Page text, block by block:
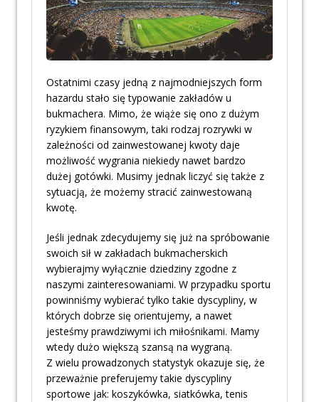
Ostatnimi czasy jedną z najmodniejszych form
hazardu stało się typowanie zakładów u
bukmachera. Mimo, że wiąże się ono z dużym
ryzykiem finansowym, taki rodzaj rozrywki w
zależności od zainwestowanej kwoty daje
możliwość wygrania niekiedy nawet bardzo
dużej gotówki. Musimy jednak liczyć się także z
sytuacją, że możemy stracić zainwestowaną
kwotę.
Jeśli jednak zdecydujemy się już na spróbowanie
swoich sił w zakładach bukmacherskich
wybierajmy wyłącznie dziedziny zgodne z
naszymi zainteresowaniami. W przypadku sportu
powinniśmy wybierać tylko takie dyscypliny, w
których dobrze się orientujemy, a nawet
jesteśmy prawdziwymi ich miłośnikami. Mamy
wtedy dużo większą szansą na wygraną.
Z wielu prowadzonych statystyk okazuje się, że
przeważnie preferujemy takie dyscypliny
sportowe jak: koszykówka, siatkówka, tenis